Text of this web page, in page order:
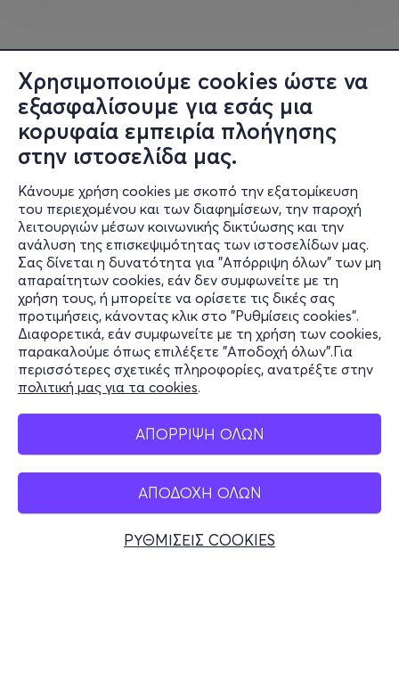
Χρησιμοποιούμε cookies ώστε να
εξασφαλίσουμε για εσάς μια
κορυφαία εμπειρία πλοήγησης
στην ιστοσελίδα μας.
Κάνουμε χρήση cookies με σκοπό την εξατομίκευση
του περιεχομένου και των διαφημίσεων, την παροχή
λειτουργιών μέσων κοινωνικής δικτύωσης και την
ανάλυση της επισκεψιμότητας των ιστοσελίδων μας.
Σας δίνεται η δυνατότητα για "Απόρριψη όλων" των μη
απαραίτητων cookies, εάν δεν συμφωνείτε με τη
χρήση τους, ή μπορείτε να ορίσετε τις δικές σας
προτιμήσεις, κάνοντας κλικ στο "Ρυθμίσεις cookies".
Διαφορετικά, εάν συμφωνείτε με τη χρήση των cookies,
παρακαλούμε όπως επιλέξετε "Αποδοχή όλων".Για
περισσότερες σχετικές πληροφορίες, ανατρέξτε στην
πολιτική μας για τα cookies.
ΑΠΟΡΡΙΨΗ ΟΛΩΝ
ΑΠΟΔΟΧΗ ΟΛΩΝ
ΡΥΘΜΙΣΕΙΣ COOKIES
Πληροφορίες
Υποστήριξη
Stay Connected
Mobile app